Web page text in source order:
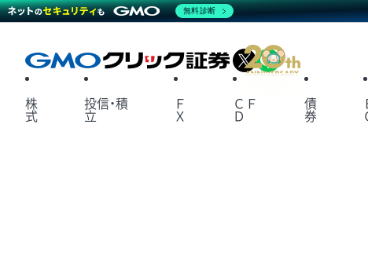
X
株
式
投信・積
立
Ｆ
Ｘ
ＣＦ
Ｄ
債
券
無料診断